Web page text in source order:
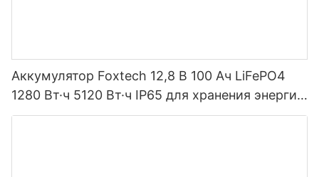
Аккумулятор Foxtech 12,8 В 100 Ач LiFePO4
1280 Вт·ч 5120 Вт·ч IP65 для хранения энергии
и солнечных домашних систем